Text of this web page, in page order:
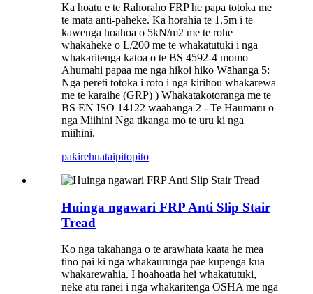
Ka hoatu e te Rahoraho FRP he papa totoka me
te mata anti-paheke. Ka horahia te 1.5m i te
kawenga hoahoa o 5kN/m2 me te rohe
whakaheke o L/200 me te whakatutuki i nga
whakaritenga katoa o te BS 4592-4 momo
Ahumahi papaa me nga hikoi hiko Wāhanga 5:
Nga pereti totoka i roto i nga kirihou whakarewa
me te karaihe (GRP) ) Whakatakotoranga me te
BS EN ISO 14122 waahanga 2 - Te Haumaru o
nga Miihini Nga tikanga mo te uru ki nga
miihini.
pakirehuataipitopito
Huinga ngawari FRP Anti Slip Stair
Tread
Ko nga takahanga o te arawhata kaata he mea
tino pai ki nga whakaurunga pae kupenga kua
whakarewahia. I hoahoatia hei whakatutuki,
neke atu ranei i nga whakaritenga OSHA me nga